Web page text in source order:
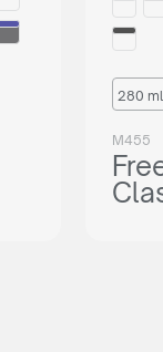
280 ml
M455